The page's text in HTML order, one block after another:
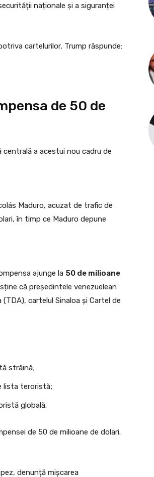
naționale și a siguranței
cartelurilor, Trump răspunde:
de 50 de
a acestui nou cadru de
Maduro, acuzat de trafic de
în timp ce Maduro depune
ajunge la 50 de milioane
că președintele venezuelean
cartelul Sinaloa și Cartel de
străină;
lista teroristă;
globală.
de 50 de milioane de dolari.
denunță mișcarea